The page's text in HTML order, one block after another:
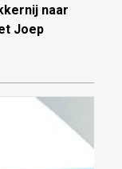
naar
Joep